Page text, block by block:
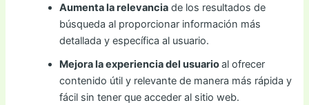
Aumenta la relevancia de los resultados de
búsqueda al proporcionar información más
detallada y específica al usuario.
Mejora la experiencia del usuarioal ofrecer
contenido útil y relevante de manera más rápida y
fácil sin tener que acceder al sitio web.